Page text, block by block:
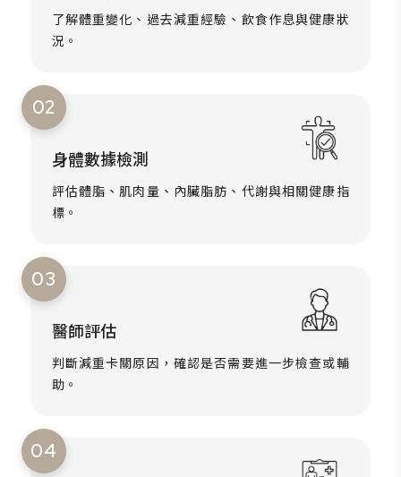
了解體重變化、過去減重經驗、飲食作息與健康狀
況。
02
身體數據檢測
評估體脂、肌肉量、內臟脂肪、代謝與相關健康指
標。
03
醫師評估
判斷減重卡關原因，確認是否需要進一步檢查或輔
助。
04